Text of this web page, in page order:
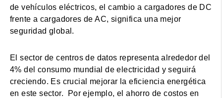
de vehículos eléctricos, el cambio a cargadores de DC
frente a cargadores de AC, significa una mejor
seguridad global.
El sector de centros de datos representa alrededor del
4% del consumo mundial de electricidad y seguirá
creciendo. Es crucial mejorar la eficiencia energética
en este sector. Por ejemplo, el ahorro de costos en